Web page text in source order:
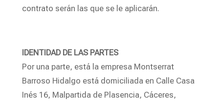
contrato serán las que se le aplicarán.
IDENTIDAD DE LAS PARTES
Por una parte, está la empresa Montserrat
Barroso Hidalgo está domiciliada en Calle Casa
Inés 16, Malpartida de Plasencia, Cáceres,